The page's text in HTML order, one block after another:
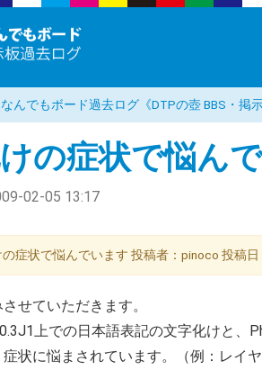
んでもボード過去ログ《DTPの壺 BBS・掲示
の症状で悩ん
02-05 13:17
の症状で悩んでいます 投稿者：pinoco 投稿
せていただきます。
上での日本語表記の文字化けと、
状に悩まされています。（例：レイ